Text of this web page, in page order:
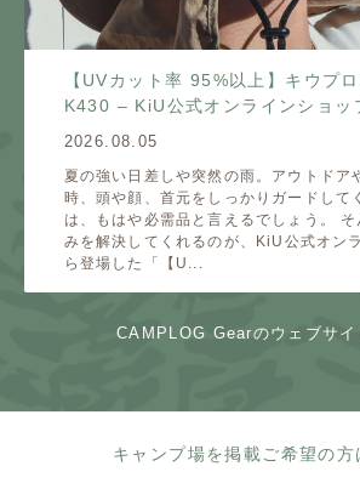
【UVカット率 95%以上】キウプ
K430 – KiU公式オンラインショッ
2026.08.05
夏の強い日差しや突然の雨。アウトドア
時、頭や顔、首元をしっかりガードして
は、もはや必需品と言えるでしょう。
みを解決してくれるのが、KiU公式オン
ら登場した「【U...
CAMPLOG Gearのウェブサイ
キャンプ場を掲載ご希望の方